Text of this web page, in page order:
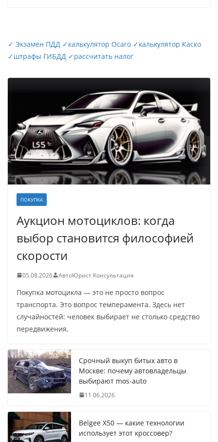
✓ Экзамен ПДД ✓калькулятор Осаго ✓калькулятор Каско
✓штрафы ГИБДД ✓рассчитать налог
ПОКУПКА
Аукцион мотоциклов: когда
выбор становится философией
скорости
05.08.2026 АвтоЮрист Консультация
Покупка мотоцикла — это не просто вопрос
транспорта. Это вопрос темперамента. Здесь нет
случайностей: человек выбирает не столько средство
передвижения,
Срочный выкуп битых авто в
Москве: почему автовладельцы
выбирают mos-auto
11.06.2026
Belgee X50 — какие технологии
использует этот кроссовер?